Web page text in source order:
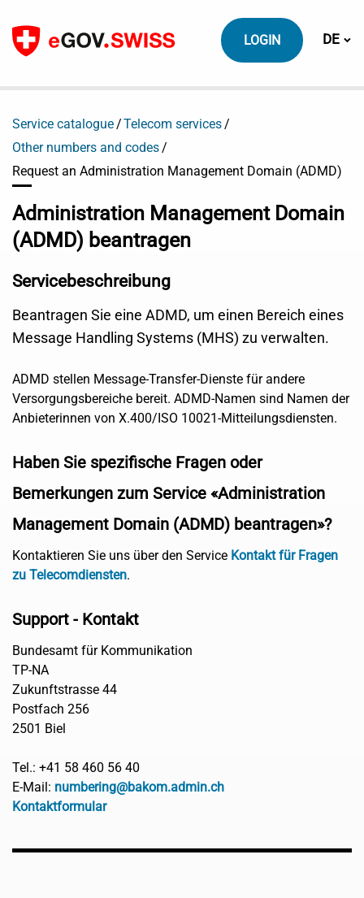
Zum Inhalt
LOGIN DE
Service catalogue
Telecom services
Other numbers and codes
Request an Administration Management Domain (ADMD)
Administration Management Domain
(ADMD) beantragen
Servicebeschreibung
Beantragen Sie eine ADMD, um einen Bereich eines
Message Handling Systems (MHS) zu verwalten.
ADMD stellen Message-Transfer-Dienste für andere
Versorgungsbereiche bereit. ADMD-Namen sind Namen der
Anbieterinnen von X.400/ISO 10021-Mitteilungsdiensten.
Haben Sie spezifische Fragen oder
Bemerkungen zum Service «Administration
Management Domain (ADMD) beantragen»?
Kontaktieren Sie uns über den Service Kontakt für Fragen
zu Telecomdiensten.
Support - Kontakt
Bundesamt für Kommunikation
TP-NA
Zukunftstrasse 44
Postfach 256
2501 Biel
Tel.: +41 58 460 56 40
E-Mail: numbering@bakom.admin.ch
Kontaktformular